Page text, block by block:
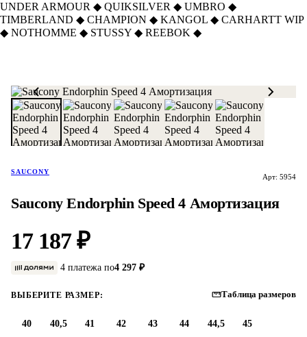
UNDER ARMOUR ◆ QUIKSILVER ◆ UMBRO ◆
TIMBERLAND ◆ CHAMPION ◆ KANGOL ◆ CARHARTT WIP
◆ NOTHOMME ◆ STUSSY ◆ REEBOK ◆
SAUCONY
Арт: 5954
Saucony Endorphin Speed 4 Амортизация
17 187 ₽
4 платежа по4 297 ₽
ВЫБЕРИТЕ РАЗМЕР: Таблица размеров
40 40,5 41 42 43 44 44,5 45